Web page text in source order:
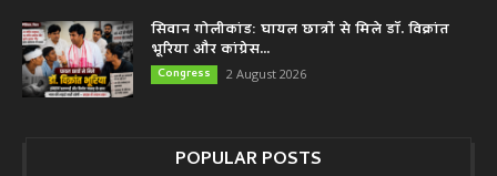
सिवान गोलीकांड: घायल छात्रों से मिले डॉ. विक्रांत
भूरिया और कांग्रेस...
Congress 2 August 2026
POPULAR POSTS